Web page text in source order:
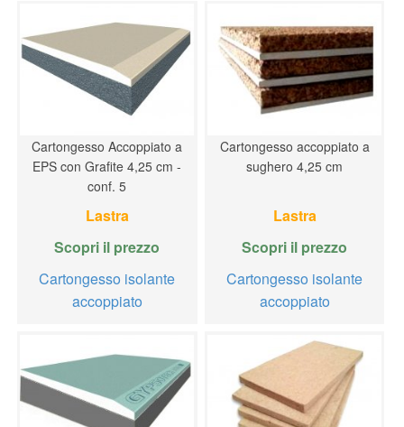
Cartongesso Accoppiato a
EPS con Grafite 4,25 cm -
conf. 5
Lastra
Scopri il prezzo
Cartongesso isolante
accoppiato
Cartongesso accoppiato a
sughero 4,25 cm
Lastra
Scopri il prezzo
Cartongesso isolante
accoppiato